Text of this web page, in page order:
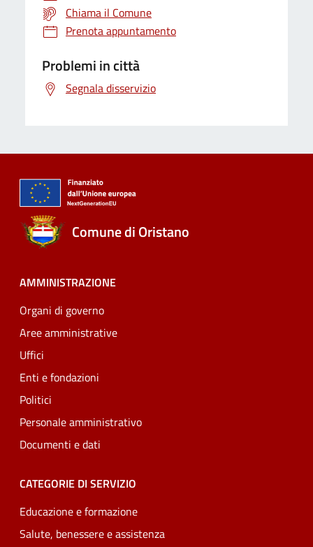
Chiama il Comune
Prenota appuntamento
Problemi in città
Segnala disservizio
Comune di Oristano
AMMINISTRAZIONE
Organi di governo
Aree amministrative
Uffici
Enti e fondazioni
Politici
Personale amministrativo
Documenti e dati
CATEGORIE DI SERVIZIO
Educazione e formazione
Salute, benessere e assistenza